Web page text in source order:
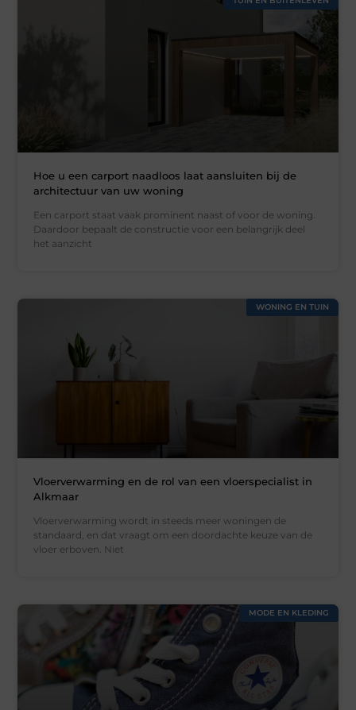
Hoe u een carport naadloos laat aansluiten bij de
architectuur van uw woning
Een carport staat vaak prominent naast of voor de woning.
Daardoor bepaalt de constructie voor een belangrijk deel
het aanzicht
WONING EN TUIN
Vloerverwarming en de rol van een vloerspecialist in
Alkmaar
Vloerverwarming wordt in steeds meer woningen de
standaard, en dat vraagt om een doordachte keuze van de
vloer erboven. Niet
MODE EN KLEDING